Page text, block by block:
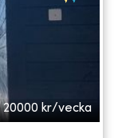
20000 kr/vecka